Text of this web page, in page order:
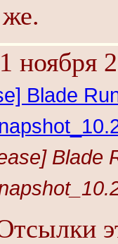
ноября
Blade
Blade